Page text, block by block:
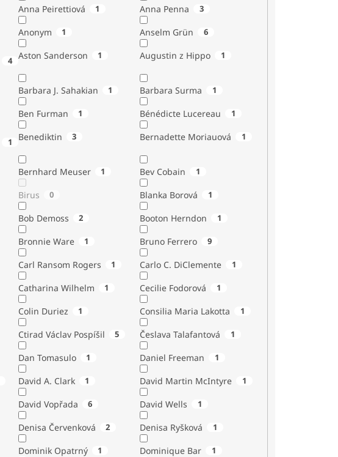
Anna Peirettiová 1 Anna Penna 3
Anonym 1 Anselm Grün 6
4 Aston Sanderson 1 Augustin z Hippo 1
Barbara J. Sahakian 1 Barbara Surma 1
Ben Furman 1 Bénédicte Lucereau 1
1 Benediktin 3 Bernadette Moriauová 1
Bernhard Meuser 1 Bev Cobain 1
Birus 0 Blanka Borová 1
Bob Demoss 2 Booton Herndon 1
Bronnie Ware 1 Bruno Ferrero 9
Carl Ransom Rogers 1 Carlo C. DiClemente 1
Catharina Wilhelm 1 Cecilie Fodorová 1
Colin Duriez 1 Consilia Maria Lakotta 1
Ctirad Václav Pospíšil 5 Česlava Talafantová 1
Dan Tomasulo 1 Daniel Freeman 1
David A. Clark 1 David Martin McIntyre 1
David Vopřada 6 David Wells 1
Denisa Červenková 2 Denisa Ryšková 1
Dominik Opatrný 1 Dominique Bar 1